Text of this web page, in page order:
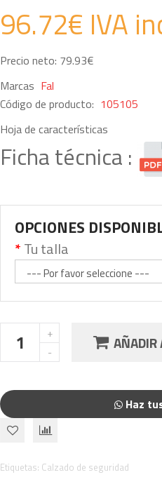
96.72€ IVA
Precio neto: 79.93€
Marcas Fal
Código de producto: 105105
Hoja de características
Ficha técnica :
OPCIONES
Tu talla
AÑADIR
Haz
Etiquetas: Calzado de seguridad